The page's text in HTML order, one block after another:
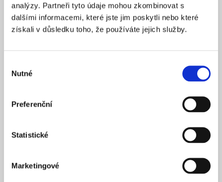
analýzy. Partneři tyto údaje mohou zkombinovat s
dalšími informacemi, které jste jim poskytli nebo které
získali v důsledku toho, že používáte jejich služby.
souhlasu
Nutné
Preferenční
Statistické
Marketingové
REZERVOVAT
KAPITÁL 20 000 Kč
ZALOŽENO 2025
NÁZEV SPOLEČNOSTI